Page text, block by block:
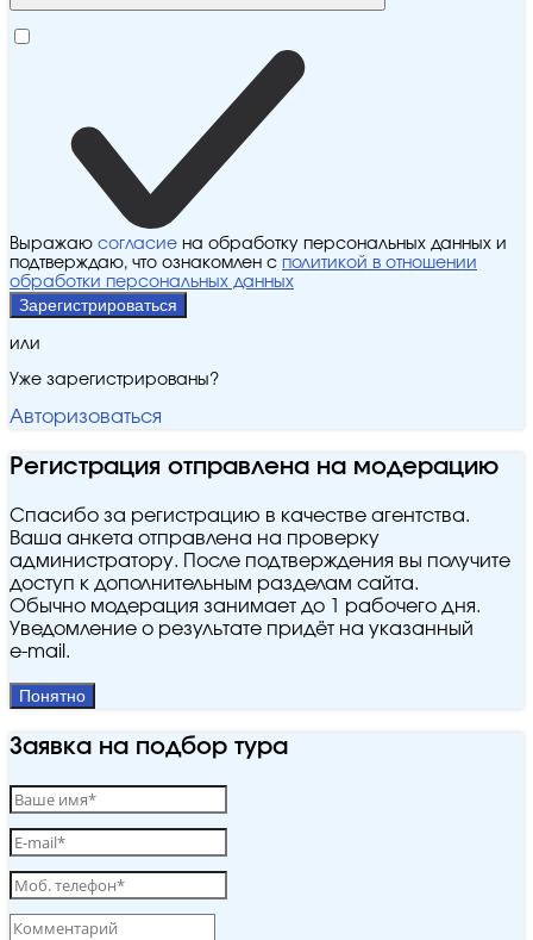
Выражаю согласие на обработку персональных данных и
подтверждаю, что ознакомлен с политикой в отношении
обработки персональных данных
Зарегистрироваться
или
Уже зарегистрированы?
Авторизоваться
Регистрация отправлена на модерацию
Спасибо за регистрацию в качестве агентства.
Ваша анкета отправлена на проверку
администратору. После подтверждения вы получите
доступ к дополнительным разделам сайта.
Обычно модерация занимает до 1 рабочего дня.
Уведомление о результате придёт на указанный
e‑mail.
Понятно
Заявка на подбор тура